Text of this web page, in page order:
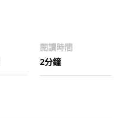
閱讀時間
2分鐘